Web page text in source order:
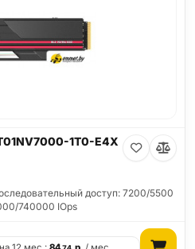
1T0-E4X
доступ: 7200/5500
740000 IOps